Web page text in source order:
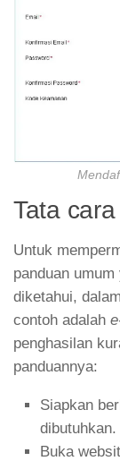
Tata cara
Untuk
panduan
diketahui,
contoh adalah
penghasilan
panduannya:
Siapkan
dibutuhkan.
Buka